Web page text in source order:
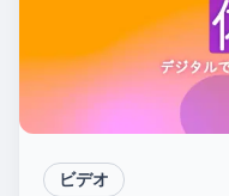
ビデオ